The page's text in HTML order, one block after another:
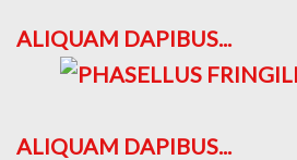
ALIQUAM DAPIBUS...
ALIQUAM DAPIBUS...